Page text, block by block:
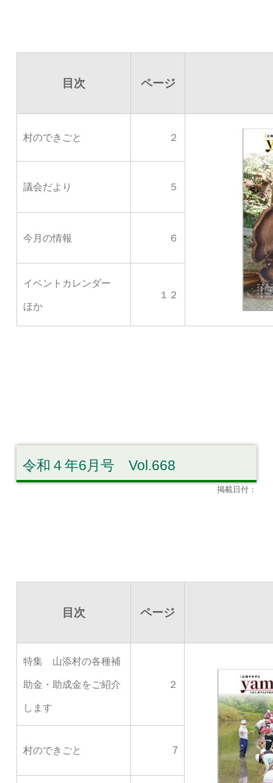
目次 ページ
村のできごと ２
議会だより ５
今月の情報 ６
イベントカレンダー
ほか
１２
令和４年6月号 Vol.668
掲載日付：
目次 ページ
特集 山添村の各種補
助金・助成金をご紹介
します
２
村のできごと 7